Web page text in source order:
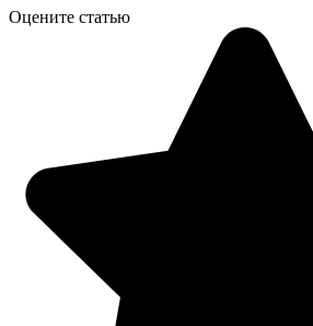
Оцените статью